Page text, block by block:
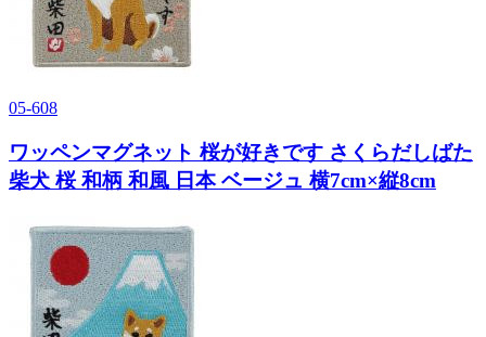
05-608
ワッペンマグネット 桜が好きです さくらだしばた
柴犬 桜 和柄 和風 日本 ベージュ 横7cm×縦8cm